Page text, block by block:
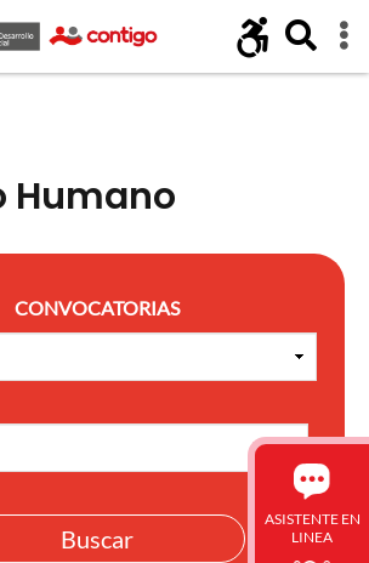
Humano
CONVOCATORIAS
ASISTENTE EN
LINEA